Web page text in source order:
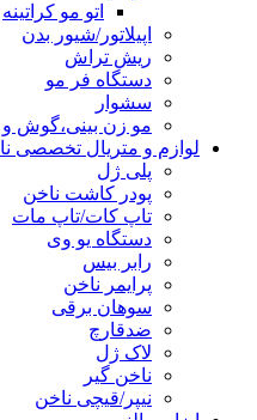
اتو مو کراتینه
اپیلاتور/شیور بدن
ریش تراش
دستگاه فر مو
سشوار
مو زن بینی،گوش و
لوازم و متریال تخصصی
پلی ژل
پودر کاشت ناخن
تاپ کات/تاپ مات
دستگاه یو وی
رابر بیس
پرایمر ناخن
سوهان برقی
ضدقارچ
لاک ژل
ناخن گیر
نیپر/قیچی ناخن